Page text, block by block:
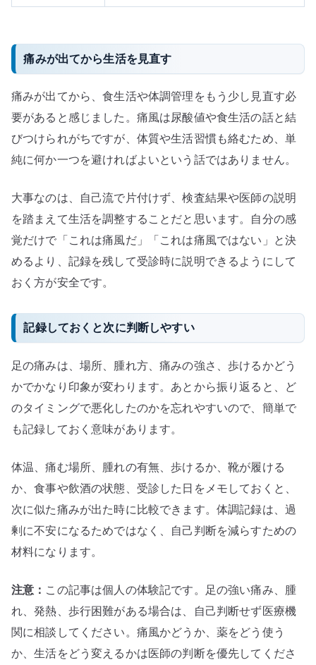
痛みが出てから生活を見直す
痛みが出てから、食生活や体調管理をもう少し見直す必
要があると感じました。痛風は尿酸値や食生活の話と結
びつけられがちですが、体質や生活習慣も絡むため、単
純に何か一つを避ければよいという話ではありません。
大事なのは、自己流で片付けず、検査結果や医師の説明
を踏まえて生活を調整することだと思います。自分の感
覚だけで「これは痛風だ」「これは痛風ではない」と決
めるより、記録を残して受診時に説明できるようにして
おく方が安全です。
記録しておくと次に判断しやすい
足の痛みは、場所、腫れ方、痛みの強さ、歩けるかどう
かでかなり印象が変わります。あとから振り返ると、ど
のタイミングで悪化したのかを忘れやすいので、簡単で
も記録しておく意味があります。
体温、痛む場所、腫れの有無、歩けるか、靴が履ける
か、食事や飲酒の状態、受診した日をメモしておくと、
次に似た痛みが出た時に比較できます。体調記録は、過
剰に不安になるためではなく、自己判断を減らすための
材料になります。
注意： この記事は個人の体験記です。足の強い痛み、腫
れ、発熱、歩行困難がある場合は、自己判断せず医療機
関に相談してください。痛風かどうか、薬をどう使う
か、生活をどう変えるかは医師の判断を優先してくださ